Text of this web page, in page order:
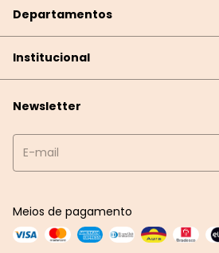
Departamentos
Institucional
Newsletter
Meios de pagamento